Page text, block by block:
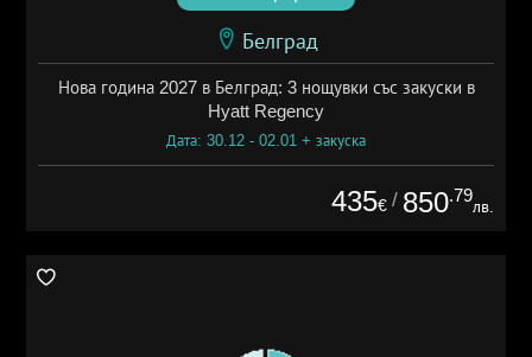
Белград
Нова година 2027 в Белград: 3 нощувки със закуски в
Hyatt Regency
Дата: 30.12 - 02.01 + закуска
435€ / 850.79
лв.